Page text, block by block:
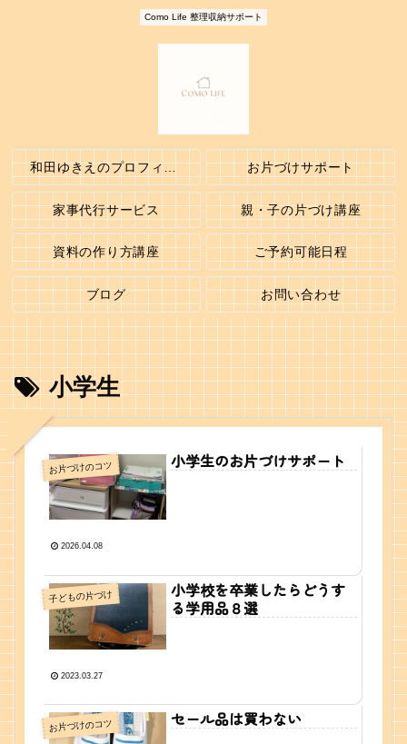
Como Life 整理収納サポート
和田ゆきえのプロフィール お片づけサポート
家事代行サービス 親・子の片づけ講座
資料の作り方講座 ご予約可能日程
ブログ お問い合わせ
小学生
お片づけのコツ 小学生のお片づけサポート
2026.04.08
子どもの片づけ
小学校を卒業したらどうす
る学用品８選
2023.03.27
お片づけのコツ セール品は買わない